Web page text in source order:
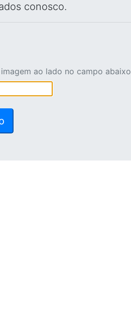
conosco.
ao lado no campo abaixo